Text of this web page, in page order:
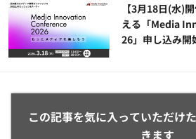
【3月18日(水)
える「Media
26」申し込み開
この記事を気に入っていただけ
きます